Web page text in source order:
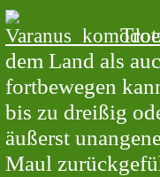
dem Land als
fortbewegen
bis zu dreißig
äußerst
Maul